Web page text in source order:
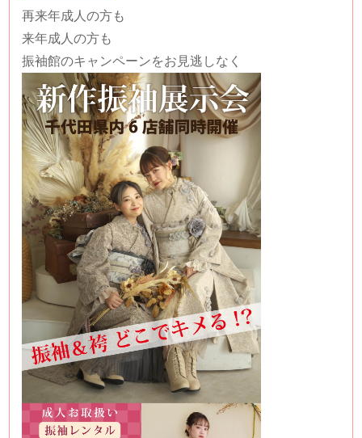
再来年成人の方も
来年成人の方も
振袖館のキャンペーンをお見逃しなく